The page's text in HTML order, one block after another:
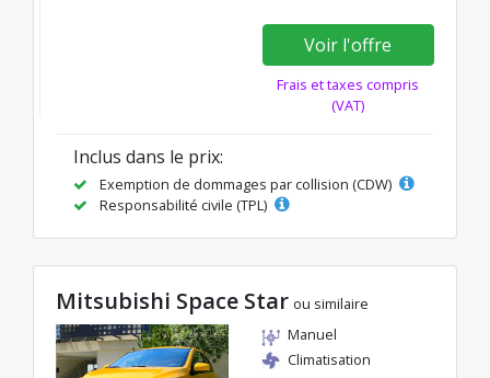
Voir l'offre
Frais et taxes compris
(VAT)
Inclus dans le prix:
Exemption de dommages par collision (CDW)
Responsabilité civile (TPL)
Mitsubishi Space Star ou similaire
Manuel
Climatisation